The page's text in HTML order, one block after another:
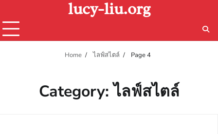
content
lucy-liu.org
Home ไลฟ์สไตล์ Page 4
Category:ไลฟ์สไตล์